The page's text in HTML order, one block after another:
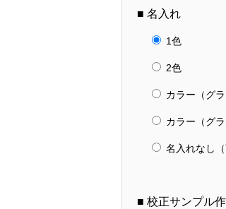
■ 名入れ
1色
2色
カラー（グ
カラー（グ
名入れなし（
■ 校正サンプル